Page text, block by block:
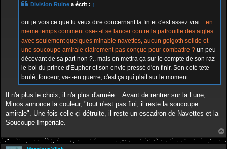
Division Ruine a écrit : ↑
oui je vois ce que tu veux dire concernant la fin et c'est assez vrai .. en
meme temps comment ose-t-il se lancer contre la patrouille des aigles
avec seulement quelques minable navettes, aucun golgoth solide et
une soucoupe amirale clairement pas conçue pour combattre ? un peu
décevant de sa part non ?.. mais on mettra ça sur le compte de son raz-
le-bol du prince d'Euphor et son envie pressé d'en finir. Son coté tete
brulé, fonceur, va-t-en guerre, c'est ça qui plait sur le moment..
Il n'a plus le choix, il n'a plus d'armée... Avant de rentrer sur la Lune,
Minos annonce la couleur, "tout n'est pas fini, il reste la soucoupe
amirale". Une fois celle çi détruite, il reste un escadron de Navettes et la
Soucoupe Impériale.